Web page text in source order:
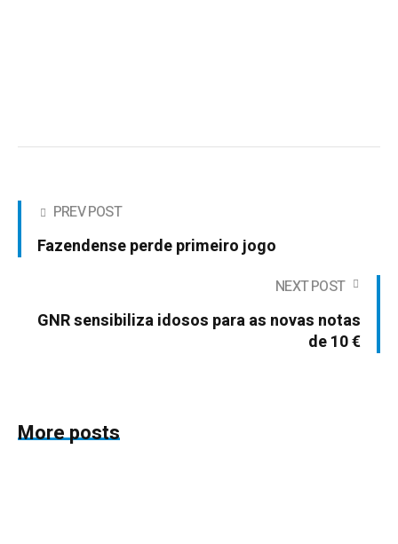
PREV POST
Fazendense perde primeiro jogo
NEXT POST
GNR sensibiliza idosos para as novas notas
de 10 €
More posts